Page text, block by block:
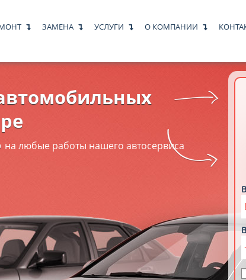
ЗАМЕНА УСЛУГИ О КОМПАНИИ
на любые работы нашего автосервиса